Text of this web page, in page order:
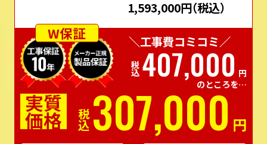
1,593,000円（税込）
W保証
＼工事費コミコミ／
税込407,000 円
のところを…
実質
価格 税込307,000 円